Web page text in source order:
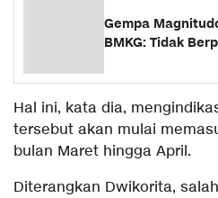
Gempa
BMKG: Tidak
Hal ini, kata dia,
tersebut akan mulai
bulan Maret hingga April.
Diterangkan Dwikorita,